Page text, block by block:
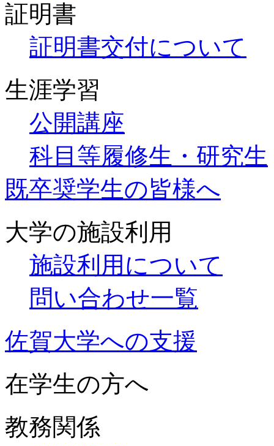
証明書
証明書交付について
生涯学習
公開講座
科目等履修生・研究生
既卒奨学生の皆様へ
大学の施設利用
施設利用について
問い合わせ一覧
佐賀大学への支援
在学生の方へ
教務関係